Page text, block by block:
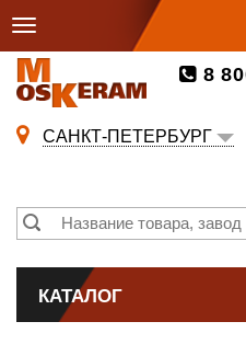
8
САНКТ-ПЕТЕРБУРГ
КАТАЛОГ